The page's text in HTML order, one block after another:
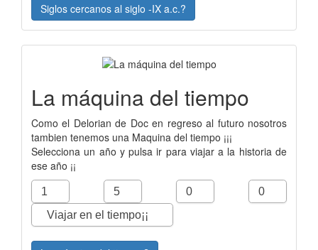
Siglos cercanos al siglo -IX a.c.?
La máquina del tiempo
Como el Delorian de Doc en regreso al futuro nosotros
tambien tenemos una Maquina del tiempo ¡¡¡
Selecciona un año y pulsa ir para viajar a la historia de
ese año ¡¡